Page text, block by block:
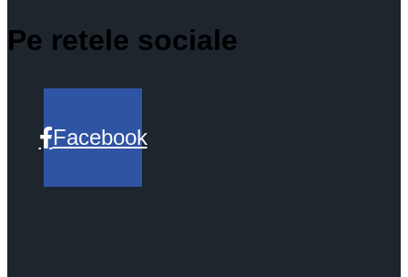
Pe retele sociale
Facebook